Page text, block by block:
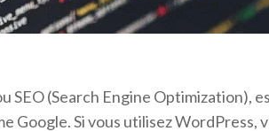
SEO (Search Engine Optimization),
Google. Si vous utilisez